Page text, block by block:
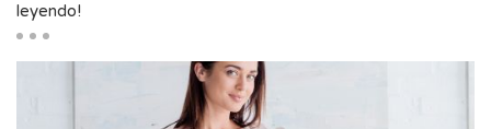
leyendo!